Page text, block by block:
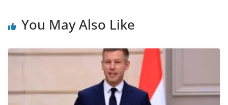
You May Also Like